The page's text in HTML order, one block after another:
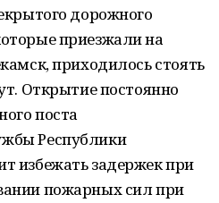
дорожного
приезжали на
приходилось стоять
Открытие постоянно
поста
Республики
избежать задержек при
пожарных сил при